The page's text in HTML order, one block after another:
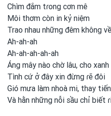
Chìm đắm tɾong cơn mê
Môi thơm còn in kỷ niệm
Trao nhau những đêm không về
Ah-ah-ah
Ah-ah-ah-ah-ah
Áng mây nào chờ lâu, cho xanh
Tình cứ ở đây xin đừng ɾẽ đôi
Gió mưa làm nhoà mi, thay
Và hằn những nỗi sầu chỉ biết